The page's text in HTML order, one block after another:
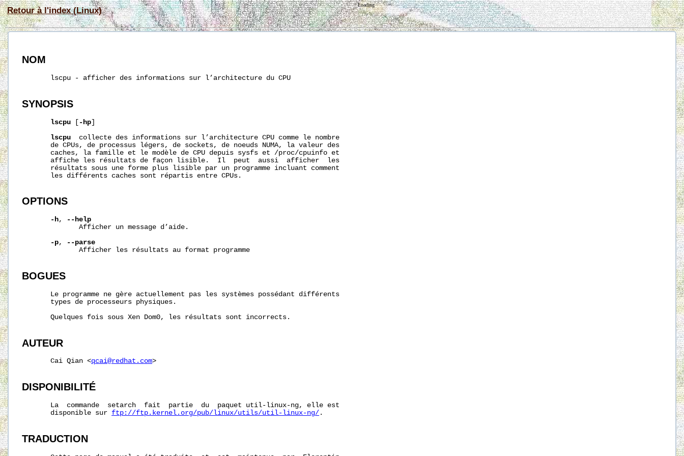
Retour à l'index (Linux)
Loading
NOM
       lscpu - afficher des informations sur l’architecture du CPU
SYNOPSIS
lscpu [ -hp]
lscpu
  collecte des informations sur l’architecture CPU comme le nombre
       de CPUs, de processus légers, de sockets, de noeuds NUMA, la valeur des
       caches, la famille et le modèle de CPU depuis sysfs et /proc/cpuinfo et
       affiche les résultats de façon lisible.  Il  peut  aussi  afficher  les
       résultats sous une forme plus lisible par un programme incluant comment
       les différents caches sont répartis entre CPUs.
OPTIONS
-h,
--help
              Afficher un message d’aide.
-p,
--parse
              Afficher les résultats au format programme
BOGUES
       Le programme ne gère actuellement pas les systèmes possédant différents
       types de processeurs physiques.
       Quelques fois sous Xen Dom0, les résultats sont incorrects.
AUTEUR
       Cai Qian <
qcai@redhat.com>
DISPONIBILITÉ
       La  commande  setarch  fait  partie  du  paquet util-linux-ng, elle est
       disponible sur
ftp://ftp.kernel.org/pub/linux/utils/util-linux-ng/ .
TRADUCTION